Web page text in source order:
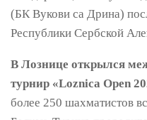
(БК Вукови са Дрина)
Республики Сербской
В Лознице открылся
турнир «Loznica Open
более 250 шахматистов